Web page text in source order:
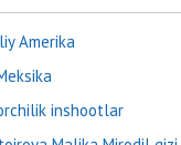
Amerika
inshootlar